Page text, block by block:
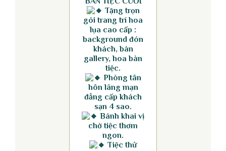
Tặng trọn
gói trang trí hoa
lụa cao cấp :
background đón
khách, bàn
gallery, hoa bàn
tiệc.
Phòng tân
hôn lãng mạn
đẳng cấp khách
sạn 4 sao.
Bánh khai vị
chờ tiệc thơm
ngon.
Tiệc thử